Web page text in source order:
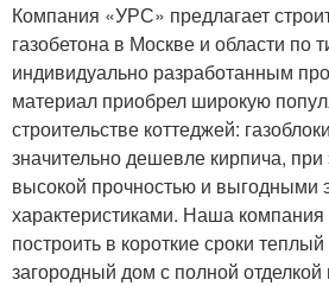
Компания «УРС» предлагает
газобетона в Москве и области по
индивидуально разработанным
материал приобрел широкую
строительстве коттеджей:
значительно дешевле кирпича,
высокой прочностью и выгодными
характеристиками. Наша компания
построить в короткие сроки
загородный дом с полной отделкой